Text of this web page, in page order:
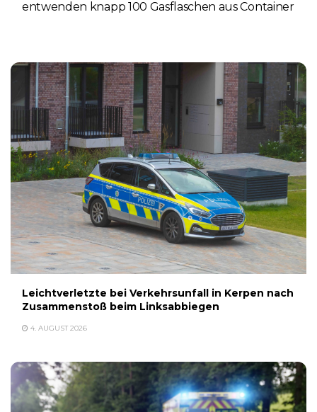
entwenden knapp 100 Gasflaschen aus Container
Leichtverletzte bei Verkehrsunfall in Kerpen nach
Zusammenstoß beim Linksabbiegen
4. AUGUST 2026